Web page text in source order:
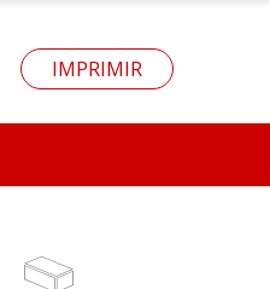
IMPRIMIR